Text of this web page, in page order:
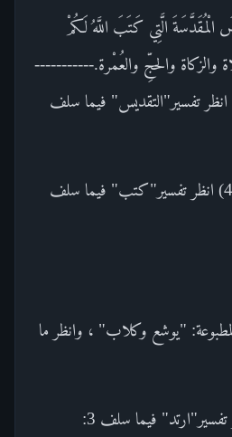
الْمُقَدَّسَةَ الَّتِي كَتَبَ اللَّهُ لَكُمْ
والزكاة والحجِّ والعُمْرة.-----------
الهوامش :(44) انظر تفسير"التقديس" فيما سلف
475 ، 476/2: 322.(45) انظر تفسير"كتب" فيما سلف
هناك.(46) في المطبوعة: "يوشع وكلاب" ، وانظر ما
113 تعليق: 2.(47) انظر تفسير"ارتد" فيما سلف 3: